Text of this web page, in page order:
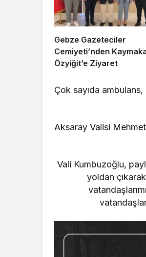
Gebze Gazeteciler
Cemiyeti’nden
Özyiğit’e Ziyaret
Çok sayıda
Aksaray Valisi
Vali Kumbuzoğlu,
yoldan